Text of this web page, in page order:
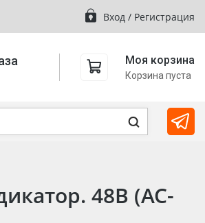
Вход / Регистрация
Моя корзина
Корзина пуста
48В (AC-